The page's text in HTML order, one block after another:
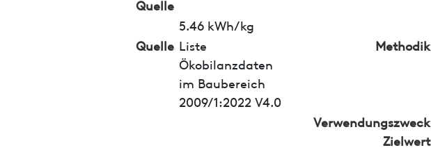
Quelle
5.46 kWh/kg
Quelle Liste
Ökobilanzdaten
im Baubereich
2009/1:2022 V4.0
Methodik
Verwendungszweck
Zielwert